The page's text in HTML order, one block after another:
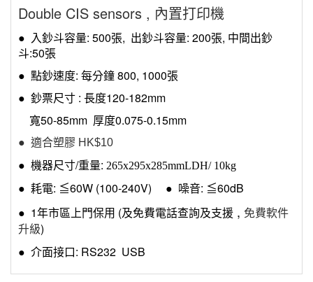
Double CIS sensors , 內置打印機
● 入鈔斗容量: 500張, 出鈔斗容量: 200張, 中間出鈔
斗:50張
● 點鈔速度: 每分鐘 800, 1000張
● 鈔票尺寸 : 長度120-182mm
寬50-85mm 厚度0.075-0.15mm
● 適合塑膠 HK$10
● 機器尺寸/重量: 265x295x285mmLDH/ 10kg
● 耗電: ≦60W (100-240V) ● 噪音: ≦60dB
● 1年市區上門保用 (及免費電話查詢及支援 , 免費軟件
升級)
● 介面接口: RS232 USB